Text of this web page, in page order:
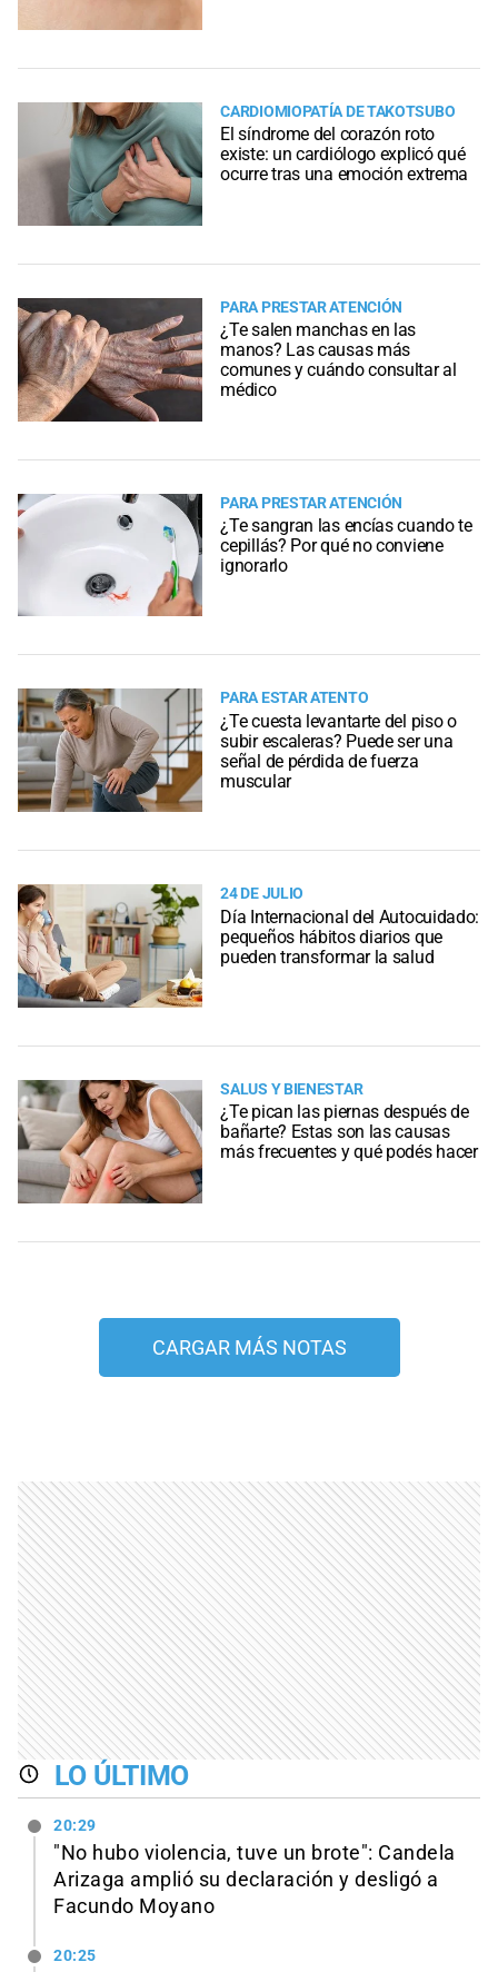
CARDIOMIOPATÍA DE TAKOTSUBO
El síndrome del corazón roto
existe: un cardiólogo explicó qué
ocurre tras una emoción extrema
PARA PRESTAR ATENCIÓN
¿Te salen manchas en las
manos? Las causas más
comunes y cuándo consultar al
médico
PARA PRESTAR ATENCIÓN
¿Te sangran las encías cuando te
cepillás? Por qué no conviene
ignorarlo
PARA ESTAR ATENTO
¿Te cuesta levantarte del piso o
subir escaleras? Puede ser una
señal de pérdida de fuerza
muscular
24 DE JULIO
Día Internacional del Autocuidado:
pequeños hábitos diarios que
pueden transformar la salud
SALUS Y BIENESTAR
¿Te pican las piernas después de
bañarte? Estas son las causas
más frecuentes y qué podés hacer
CARGAR MÁS NOTAS
LO ÚLTIMO
20:29
"No hubo violencia, tuve un brote": Candela
Arizaga amplió su declaración y desligó a
Facundo Moyano
20:25